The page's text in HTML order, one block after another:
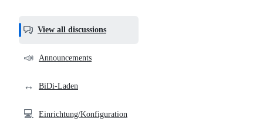
helpful,
and
community
View all discussions
📣 Announcements
↔️ BiDi-Laden
💻 Einrichtung/Konfiguration